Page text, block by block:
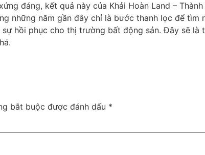
đáng, kết quả này của Khải Hoàn Land –
những năm gần đây chỉ là bước thanh lọc để tìm
hồi phục cho thị trường bất động sản. Đây sẽ
bắt buộc được đánh dấu *